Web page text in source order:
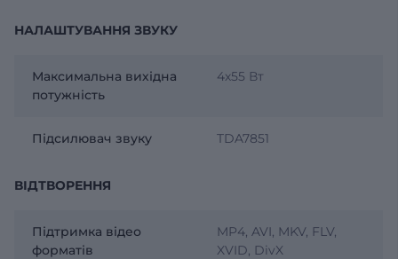
НАЛАШТУВАННЯ ЗВУКУ
Максимальна вихідна
потужність
4х55 Вт
Підсилювач звуку TDA7851
ВІДТВОРЕННЯ
Підтримка відео
форматів
MP4, AVI, MKV, FLV,
XVID, DivX